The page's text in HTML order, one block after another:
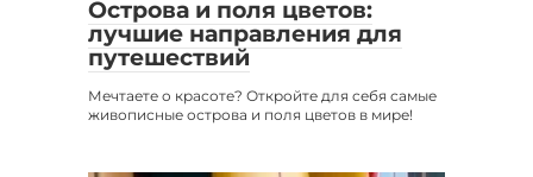
Острова и поля цветов:
лучшие направления для
путешествий
Мечтаете о красоте? Откройте для себя самые
живописные острова и поля цветов в мире!